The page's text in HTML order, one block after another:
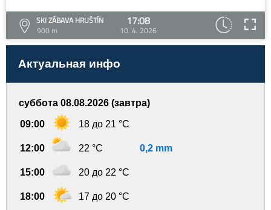
SKI ZÁBAVA HRUŠTÍN
900 m
17:08
10. 4. 2026
Актуальная инфо
суббота 08.08.2026 (завтра)
09:00 18 до 21 °C
12:00 22 °C 0,2 mm
15:00 20 до 22 °C
18:00 17 до 20 °C